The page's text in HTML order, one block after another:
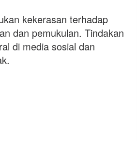
kekerasan terhadap
dan pemukulan. Tindakan
di media sosial dan